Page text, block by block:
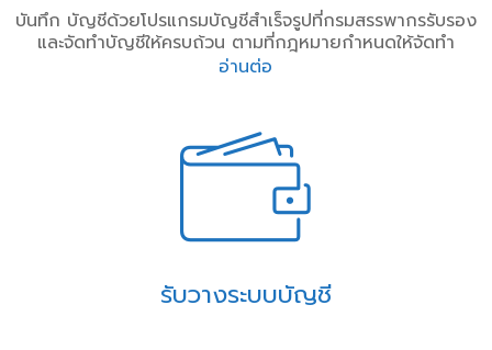
บันทึก บัญชีด้วยโปรแกรมบัญชีสำเร็จรูปที่กรมสรรพากรรับรอง
และจัดทำบัญชีให้ครบถ้วน ตามที่กฎหมายกำหนดให้จัดทำ
อ่านต่อ
รับวางระบบบัญชี